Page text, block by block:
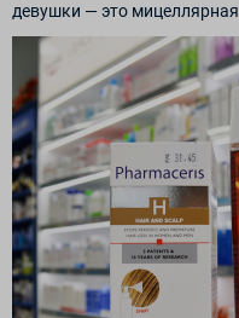
девушки — это